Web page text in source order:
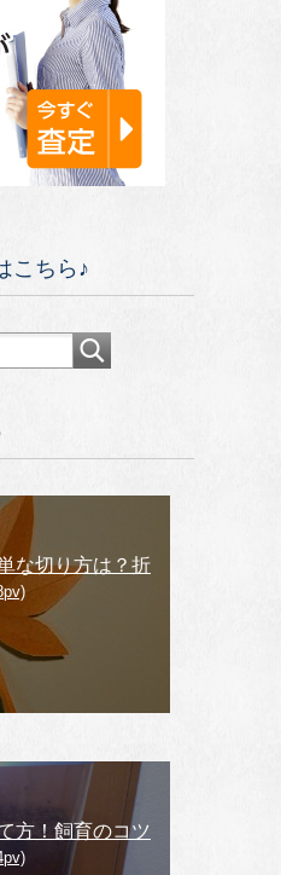
こちら♪
な切り方は？折
方！飼育のコツ